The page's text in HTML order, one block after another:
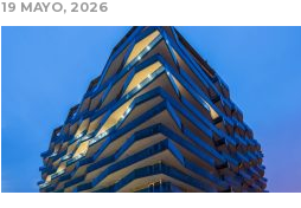
19 MAYO, 2026